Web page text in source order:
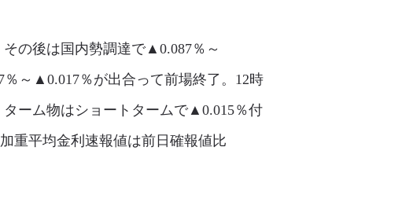
の後は国内勢調達で▲0.087％～
～▲0.017％が出合って前場終了。12時
ーム物はショートタームで▲0.015％付
重平均金利速報値は前日確報値比